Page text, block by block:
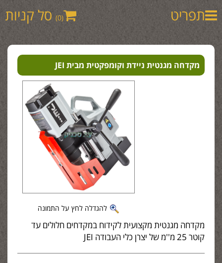
תפריט (0) סל קניות
מקדחה מגנטית ניידת וקומפקטית מבית JEI
להגדלה לחץ על התמונה
מקדחה מגנטית מקצועית לקידוח במקדחים חלולים עד
קוטר 25 מ''מ של יצרן כלי העבודה JEI